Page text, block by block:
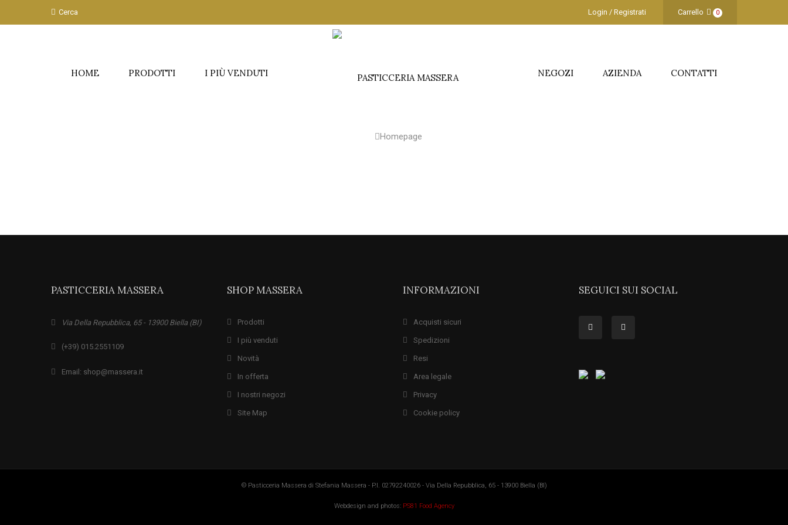
Cerca Login / Registrati Carrello 0
HOME PRODOTTI I PIÙ VENDUTI NEGOZI AZIENDA CONTATTI
Homepage
PASTICCERIA MASSERA
Via Della Repubblica, 65 - 13900 Biella (BI)
(+39) 015.2551109
Email: shop@massera.it
SHOP MASSERA
Prodotti
I più venduti
Novità
In offerta
I nostri negozi
Site Map
INFORMAZIONI
Acquisti sicuri
Spedizioni
Resi
Area legale
Privacy
Cookie policy
SEGUICI SUI SOCIAL
© Pasticceria Massera di Stefania Massera - P.I. 02792240026 - Via Della Repubblica, 65 - 13900 Biella (BI)
Webdesign and photos: PS81 Food Agency